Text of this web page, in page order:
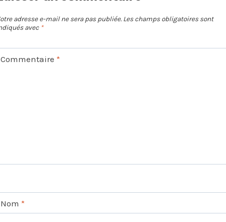
adresse e-mail ne sera pas publiée. Les champs obligatoires sont
avec *
Commentaire *
Nom *